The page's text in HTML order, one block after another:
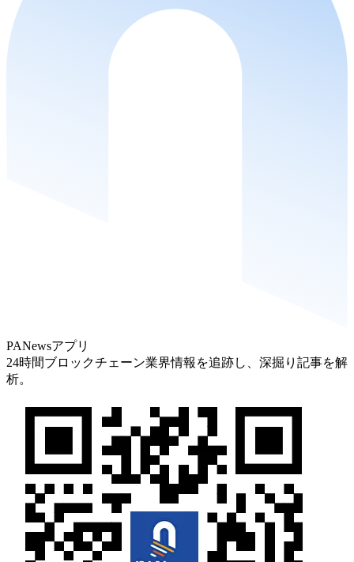
PANewsアプリ
24時間ブロックチェーン業界情報を追跡し、深掘り記事を解
析。